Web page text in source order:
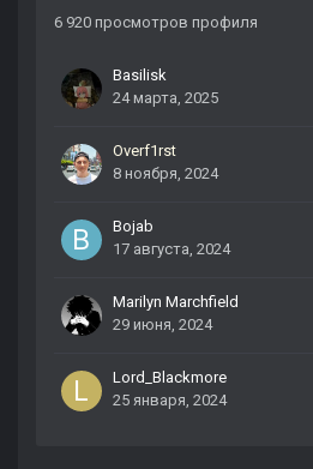
6 920 просмотров профиля
Basilisk
24 марта, 2025
Overf1rst
8 ноября, 2024
Bojab
17 августа, 2024
Marilyn Marchfield
29 июня, 2024
Lord_Blackmore
25 января, 2024